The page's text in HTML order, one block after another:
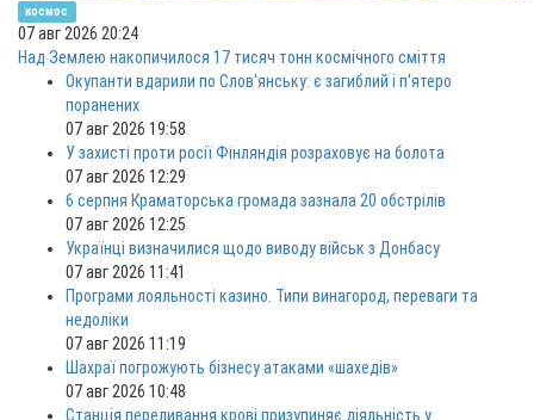
космос
07 авг 2026 20:24
Над Землею накопичилося 17 тисяч тонн космічного сміття
Окупанти вдарили по Слов'янську: є загиблий і п'ятеро
поранених
07 авг 2026 19:58
У захисті проти росії Фінляндія розраховує на болота
07 авг 2026 12:29
6 серпня Краматорська громада зазнала 20 обстрілів
07 авг 2026 12:25
Українці визначилися щодо виводу військ з Донбасу
07 авг 2026 11:41
Програми лояльності казино. Типи винагород, переваги та
недоліки
07 авг 2026 11:19
Шахраї погрожують бізнесу атаками «шахедів»
07 авг 2026 10:48
Станція переливання крові призупиняє діяльність у